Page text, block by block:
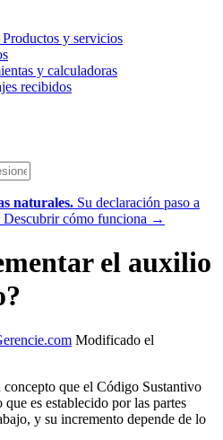
Productos y servicios
y calculadoras
recibidos
naturales. Su declaración paso a
Descubrir cómo funciona →
el auxilio
Modificado el
concepto que el Código Sustantivo
es establecido por las partes
y su incremento depende de lo